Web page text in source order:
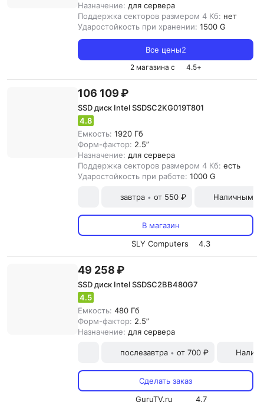
Назначение: для сервера
Поддержка секторов размером 4 Кб: нет
Ударостойкость при хранении: 1500 G
Все цены2
2 магазина с 4.5+
106 109 ₽
SSD диск Intel SSDSC2KG019T801
4.8
Емкость: 1920 Гб
Форм-фактор: 2.5”
Назначение: для сервера
Поддержка секторов размером 4 Кб: есть
Ударостойкость при работе: 1000 G
завтра • от 550 ₽ Наличными
В магазин
SLY Computers
4.3
49 258 ₽
SSD диск Intel SSDSC2BB480G7
4.5
Емкость: 480 Гб
Форм-фактор: 2.5”
Назначение: для сервера
послезавтра • от 700 ₽
Сделать заказ
GuruTV.ru
4.7